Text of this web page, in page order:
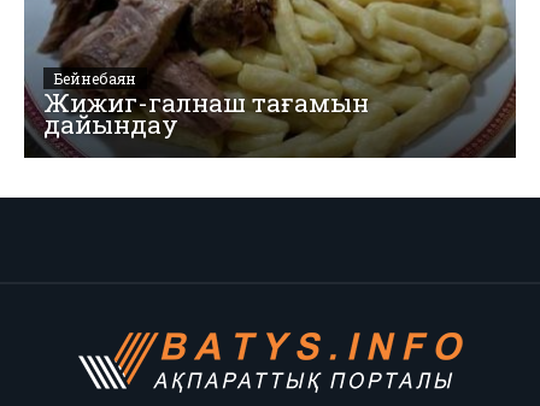
Бейнебаян
Жижиг-галнаш тағамын
дайындау